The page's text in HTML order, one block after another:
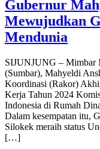
Gubernur
Mewujudkan
Mendunia
SIJUNJUNG – Mimbar
(Sumbar), Mahyeldi
Koordinasi (Rakor)
Kerja Tahun 2024
Indonesia di Rumah
Dalam kesempatan itu,
Silokek meraih status
[…]